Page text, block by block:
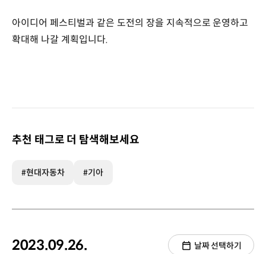
아이디어 페스티벌과 같은 도전의 장을 지속적으로 운영하고
확대해 나갈 계획입니다.
추천 태그로 더 탐색해보세요
#현대자동차 #기아
2023.09.26. 날짜 선택하기